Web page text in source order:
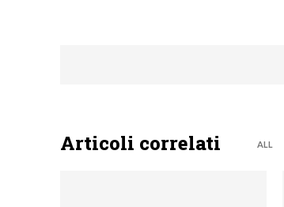
Articoli correlati ALL